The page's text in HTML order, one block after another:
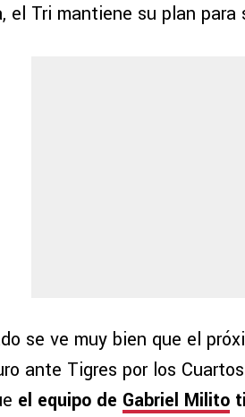
el Tri mantiene su plan
se ve muy bien que el
ante Tigres por los
el equipo de Gabriel Milito